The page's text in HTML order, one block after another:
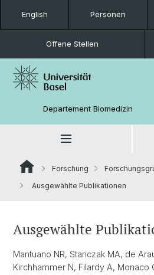
English Personen
Offene Stellen
Departement Biomedizin
Forschung
Ausgewählte Publikationen
Ausgewählte
Mantuano NR, Stanczak MA, de
Kirchhammer N, Filardy A, Monaco